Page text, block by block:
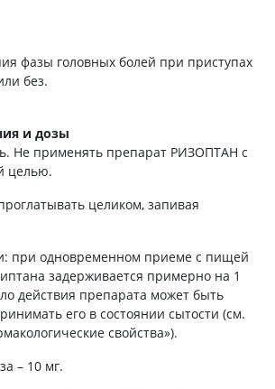
фазы головных болей при приступах
без.
и дозы
Не применять препарат РИЗОПТАН с
целью.
целиком, запивая
при одновременном приеме с пищей
задерживается примерно на 1
действия препарата может быть
его в состоянии сытости (см.
свойства»).
– 10 мг.